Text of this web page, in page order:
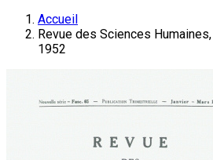
Accueil
Revue des Sciences
1952